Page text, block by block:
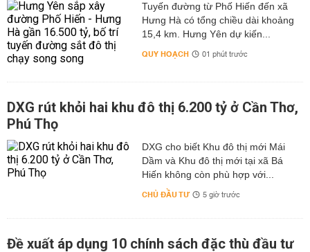
Tuyến đường từ Phố Hiến đến xã
Hưng Hà có tổng chiều dài khoảng
15,4 km. Hưng Yên dự kiến...
QUY HOẠCH 01 phút trước
DXG rút khỏi hai khu đô thị 6.200 tỷ ở Cần Thơ,
Phú Thọ
DXG cho biết Khu đô thị mới Mái
Dầm và Khu đô thị mới tại xã Bá
Hiến không còn phù hợp với...
CHỦ ĐẦU TƯ 5 giờ trước
Đề xuất áp dụng 10 chính sách đặc thù đầu tư